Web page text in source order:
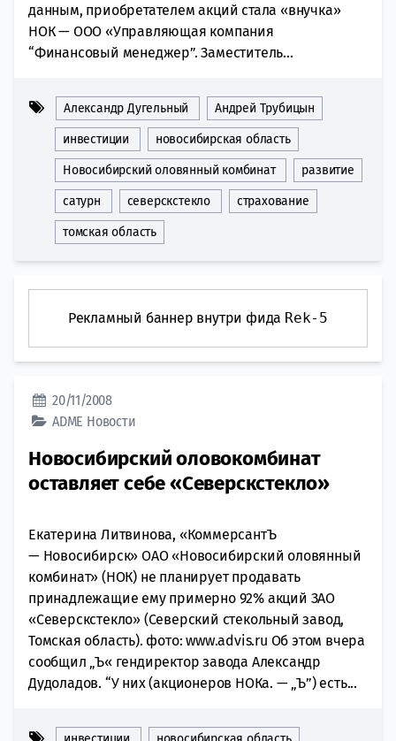
данным, приобретателем акций стала «внучка»
НОК — ООО «Управляющая компания
“Финансовый менеджер”. Заместитель...
Александр Дугельный Андрей Трубицын
инвестиции новосибирская область
Новосибирский оловянный комбинат развитие
сатурн северскстекло страхование
томская область
Рекламный баннер внутри фида Rek-5
20/11/2008
ADME Новости
Новосибирский оловокомбинат
оставляет себе «Северскстекло»
Екатерина Литвинова, «КоммерсантЪ
— Новосибирск» ОАО «Новосибирский оловянный
комбинат» (НОК) не планирует продавать
принадлежащие ему примерно 92% акций ЗАО
«Северскстекло» (Северский стекольный завод,
Томская область). фото: www.advis.ru Об этом вчера
сообщил „Ъ« гендиректор завода Александр
Дудоладов. “У них (акционеров НОКа. — „Ъ”) есть...